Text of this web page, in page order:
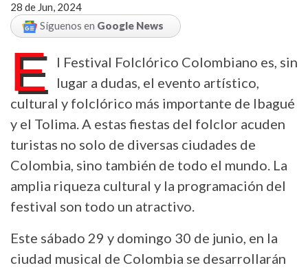
28 de Jun, 2024
Síguenos en Google News
E
l Festival Folclórico Colombiano es, sin
lugar a dudas, el evento artístico,
cultural y folclórico más importante de Ibagué
y el Tolima. A estas fiestas del folclor acuden
turistas no solo de diversas ciudades de
Colombia, sino también de todo el mundo. La
amplia riqueza cultural y la programación del
festival son todo un atractivo.
Este sábado 29 y domingo 30 de junio, en la
ciudad musical de Colombia se desarrollarán